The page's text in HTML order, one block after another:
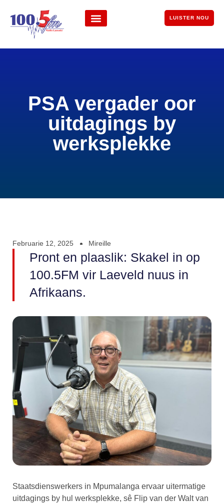
LUISTER NOU
PSA vergader oor
uitdagings by
werksplekke
Februarie 12, 2025 Mireille
Pront en plaaslik: Skakel in op
100.5FM vir Laeveld nuus in
Afrikaans.
Staatsdienswerkers in Mpumalanga ervaar uitermatige
uitdagings by hul werksplekke, sê Flip van der Walt van